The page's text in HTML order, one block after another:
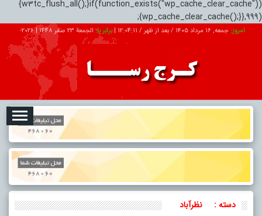
{w3tc_flush_all();}if(function_exists("wp_cache_clear_cache"))
{wp_cache_clear_cache();}},999);
امروز: جمعه, ۱۶ مرداد ۱۴۰۵ / بعد از ظهر / 12:04:11
|برابر با: الجمعة 23 صفر 1448 |
2026-
تبلیغات درباره ما ارتباط با ما
دسته : نظرآباد